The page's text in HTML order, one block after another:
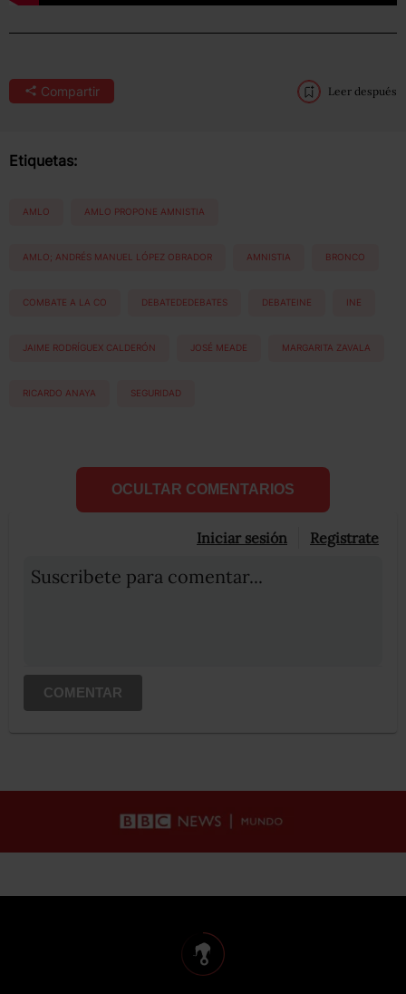
Compartir Leer después
Etiquetas:
AMLO AMLO PROPONE AMNISTIA
AMLO; ANDRÉS MANUEL LÓPEZ OBRADOR AMNISTIA BRONCO
COMBATE A LA CO DEBATEDEDEBATES DEBATEINE INE
JAIME RODRÍGUEX CALDERÓN JOSÉ MEADE MARGARITA ZAVALA
RICARDO ANAYA SEGURIDAD
OCULTAR COMENTARIOS
Iniciar sesión Registrate
Suscribete para comentar...
COMENTAR